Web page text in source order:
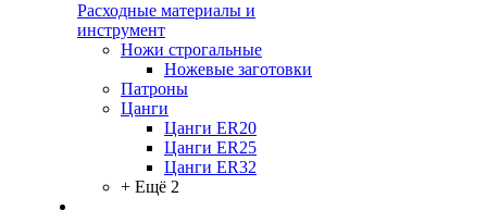
Расходные материалы и
инструмент
Ножи строгальные
Ножевые заготовки
Патроны
Цанги
Цанги ER20
Цанги ER25
Цанги ER32
+ Ещё 2